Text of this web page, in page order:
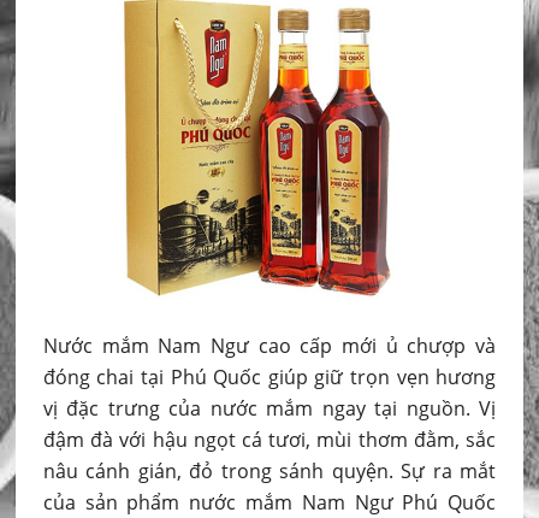
Nước mắm Nam Ngư cao cấp mới ủ chượp và
đóng chai tại Phú Quốc giúp giữ trọn vẹn hương
vị đặc trưng của nước mắm ngay tại nguồn. Vị
đậm đà với hậu ngọt cá tươi, mùi thơm đằm, sắc
nâu cánh gián, đỏ trong sánh quyện. Sự ra mắt
của sản phẩm nước mắm Nam Ngư Phú Quốc